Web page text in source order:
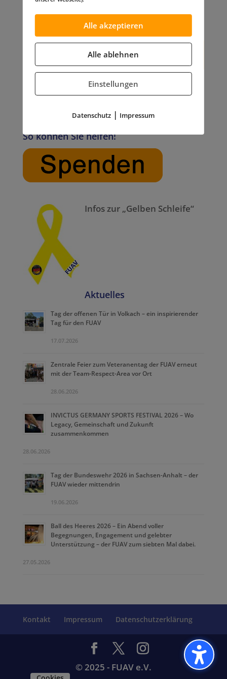
So können Sie helfen!
Infos zur „Gelben Schleife“
Aktuelles
Tag der offenen Tür in Volkach – ein inspirierender
Tag für den FUAV
17.07.2026
Zentrale Feier zum Veteranentag der FUAV erneut
mit der Team-Respect-Area vor Ort
28.06.2026
INVICTUS GERMANY SPORTS FESTIVAL 2026 – Wo
Legacy, Gemeinschaft und Zukunft
zusammenkommen
28.06.2026
Tag der Bundeswehr 2026 in Sachsen-Anhalt – der
FUAV wieder mittendrin
19.06.2026
Ball des Heeres 2026 – Ein Abend voller
Begegnungen, Engagement und gelebter
Unterstützung – der FUAV zum siebten Mal dabei.
27.05.2026
Kontakt Impressum Datenschutzerklärung
© 2025 - FUAV e.V.
Alle akzeptieren
Alle ablehnen
Einstellungen
Datenschutz | Impressum